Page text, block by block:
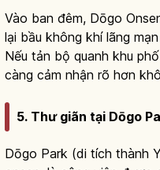
Vào ban đêm, Dōgo
lại bầu không khí lãng
Nếu tản bộ quanh khu
càng cảm nhận rõ hơn
5. Thư giãn tại Dōgo
Dōgo Park (di tích thành